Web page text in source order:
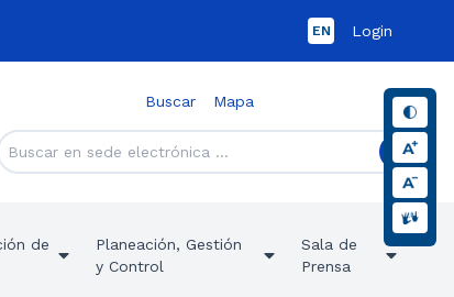
EN Login
Buscar Mapa
de
Planeación, Gestión
y Control
Sala de
Prensa